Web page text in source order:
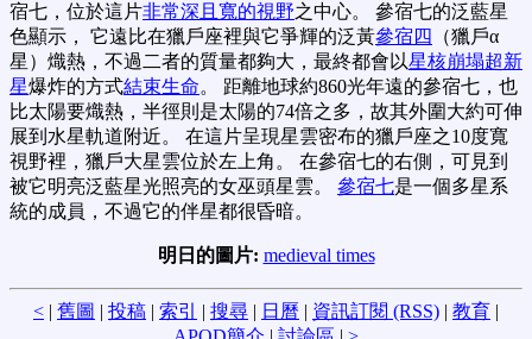
宿七，位於這片非常深且寬的視野之中心。 參宿七的泛藍星
色顯示， 它遠比在獵戶座裡與它爭輝的泛黃參宿四
（獵戶α
星）熾熱，不過二者的質量都夠大，最終都會以星核崩塌超新
星爆炸的方式結束生命。 距離地球約860光年遠的參宿七，也
比太陽要熾熱，半徑則是太陽的74倍之多，故其外圍大約可伸
展到水星軌道附近。 在這片呈現星雲密布的獵戶座之10度寬
視野裡，獵戶大星雲位於左上角。 在參宿七的右側，可見到
被它明亮泛藍星光照亮的女巫頭星雲。 參宿七是一個多星系
統的成員，不過它的伴星都很昏暗。
明日的圖片: medieval times
< | 舊圖 | 投稿 | 索引 | 搜尋 | 日曆 | 資訊訂閱 (RSS) | 教育 |